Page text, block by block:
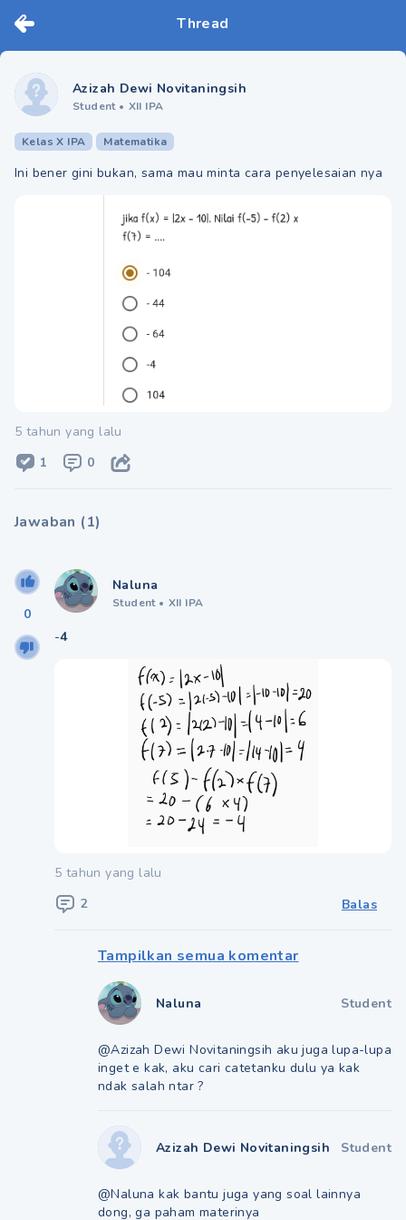
Thread
Azizah Dewi Novitaningsih
Student • XII IPA
Kelas X IPA Matematika
Ini bener gini bukan, sama mau minta cara penyelesaian nya
5 tahun yang lalu
1
0
Jawaban (1)
0
Naluna
Student • XII IPA
-4
5 tahun yang lalu
2
Balas
Tampilkan semua komentar
Naluna Student
@Azizah Dewi Novitaningsih aku juga lupa-lupa
inget e kak, aku cari catetanku dulu ya kak
ndak salah ntar ?
Azizah Dewi Novitaningsih Student
@Naluna kak bantu juga yang soal lainnya
dong, ga paham materinya